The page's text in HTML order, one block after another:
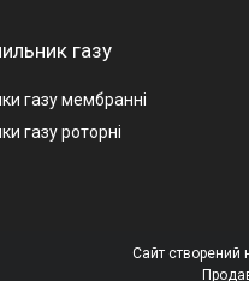
газу
газу мембранні
газу роторні
Сайт створений